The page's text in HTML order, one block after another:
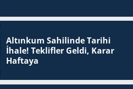
Altınkum Sahilinde Tarihi
İhale! Teklifler Geldi, Karar
Haftaya